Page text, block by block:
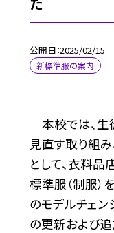
公開日 2025/02/15
新標準服の案内
本校では、生
見直す取り組
として、衣料
標準服（制服）
のモデルチェ
の更新および